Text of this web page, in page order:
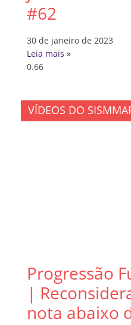
#62
30 de janeiro de 2023
Leia mais »
VÍDEOS DO
Progressão
|
nota abaixo